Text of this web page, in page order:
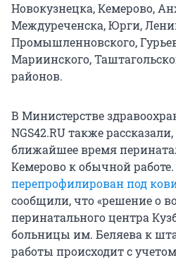
Новокузнецка, Кемерово,
Междуреченска, Юрги,
Промышленновского,
Мариинского,
районов.
В Министерстве
NGS42.RU также
ближайшее время
Кемерово к обычной
перепрофилирован под
сообщили, что «решение о
перинатального центра
больницы им. Беляева к
работы происходит с